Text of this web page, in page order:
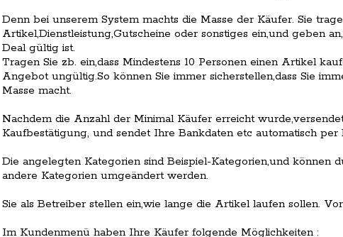
Denn bei unserem System machts die Masse der Käufer. Sie
Artikel,Dienstleistung,Gutscheine oder sonstiges ein,und geben
Deal gültig ist.
Tragen Sie zb. ein,dass Mindestens 10 Personen einen Artikel
Angebot ungültig.So können Sie immer sicherstellen,dass Sie
Masse macht.
Nachdem die Anzahl der Minimal Käufer erreicht
Kaufbestätigung, und sendet Ihre Bankdaten etc automatisch per
Die angelegten Kategorien sind Beispiel-Kategorien,und können
andere Kategorien umgeändert werden.
Sie als Betreiber stellen ein,wie lange die Artikel laufen sollen.
Im Kundenmenü haben Ihre Käufer folgende Möglichkeiten :